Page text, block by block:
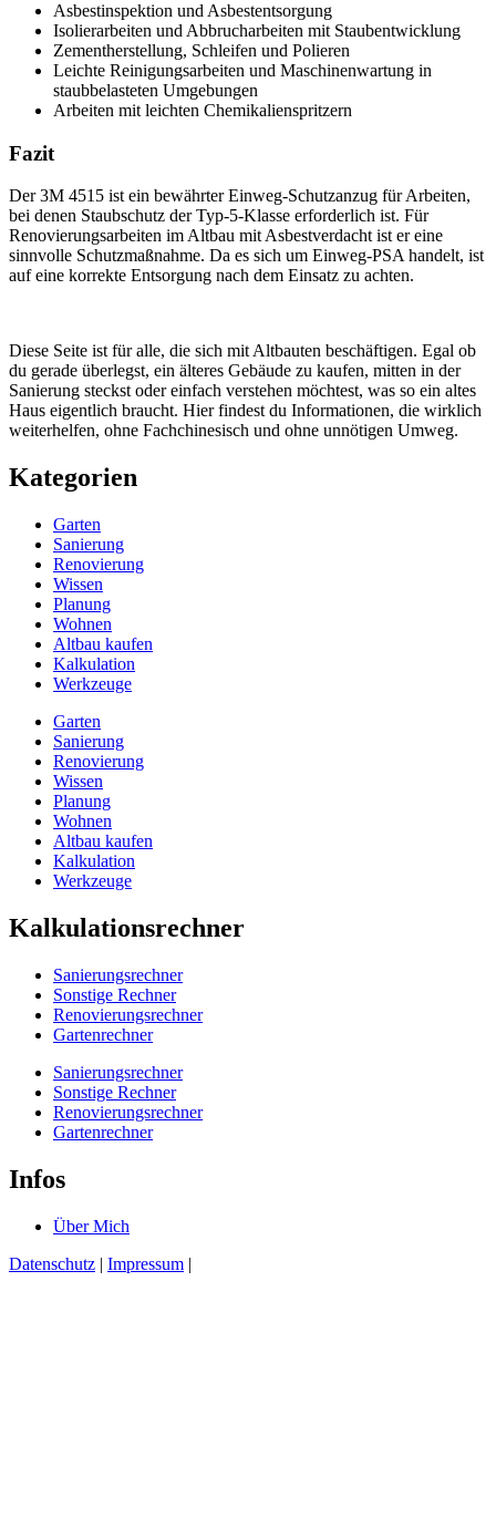
Asbestinspektion und Asbestentsorgung
Isolierarbeiten und Abbrucharbeiten mit Staubentwicklung
Zementherstellung, Schleifen und Polieren
Leichte Reinigungsarbeiten und Maschinenwartung in
staubbelasteten Umgebungen
Arbeiten mit leichten Chemikalienspritzern
Fazit
Der 3M 4515 ist ein bewährter Einweg-Schutzanzug für Arbeiten,
bei denen Staubschutz der Typ-5-Klasse erforderlich ist. Für
Renovierungsarbeiten im Altbau mit Asbestverdacht ist er eine
sinnvolle Schutzmaßnahme. Da es sich um Einweg-PSA handelt, ist
auf eine korrekte Entsorgung nach dem Einsatz zu achten.
Diese Seite ist für alle, die sich mit Altbauten beschäftigen. Egal ob
du gerade überlegst, ein älteres Gebäude zu kaufen, mitten in der
Sanierung steckst oder einfach verstehen möchtest, was so ein altes
Haus eigentlich braucht. Hier findest du Informationen, die wirklich
weiterhelfen, ohne Fachchinesisch und ohne unnötigen Umweg.
Kategorien
Garten
Sanierung
Renovierung
Wissen
Planung
Wohnen
Altbau kaufen
Kalkulation
Werkzeuge
Garten
Sanierung
Renovierung
Wissen
Planung
Wohnen
Altbau kaufen
Kalkulation
Werkzeuge
Kalkulationsrechner
Sanierungsrechner
Sonstige Rechner
Renovierungsrechner
Gartenrechner
Sanierungsrechner
Sonstige Rechner
Renovierungsrechner
Gartenrechner
Infos
Über Mich
Datenschutz | Impressum |